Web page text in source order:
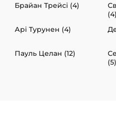
Брайан Трейсі (4)
(4)
Арі Турунен (4)
Пауль Целан (12)
(5)